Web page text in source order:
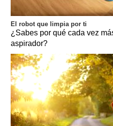
El robot que limpia por ti
¿Sabes por qué cada vez
aspirador?